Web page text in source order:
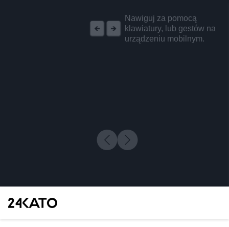
Nawiguj za pomocą
klawiatury, lub gestów na
urządzeniu mobilnym.